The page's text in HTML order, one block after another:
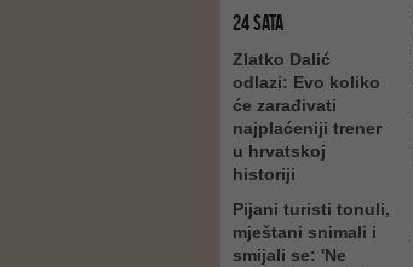
24 SATA
Zlatko Dalić
odlazi: Evo koliko
će zarađivati
najplaćeniji trener
u hrvatskoj
historiji
Pijani turisti tonuli,
mještani snimali i
smijali se: 'Ne